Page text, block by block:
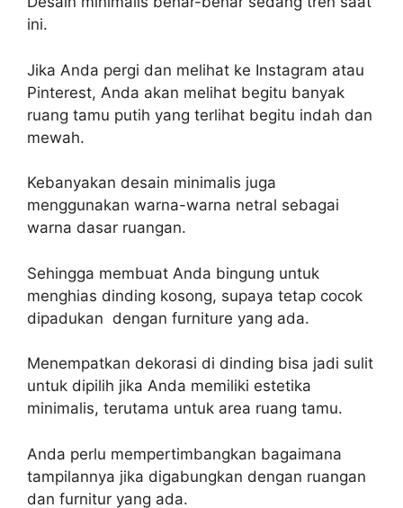
ini.
Jika Anda pergi dan melihat ke Instagram atau
Pinterest, Anda akan melihat begitu banyak
ruang tamu putih yang terlihat begitu indah dan
mewah.
Kebanyakan desain minimalis juga
menggunakan warna-warna netral sebagai
warna dasar ruangan.
Sehingga membuat Anda bingung untuk
menghias dinding kosong, supaya tetap cocok
dipadukan dengan furniture yang ada.
Menempatkan dekorasi di dinding bisa jadi sulit
untuk dipilih jika Anda memiliki estetika
minimalis, terutama untuk area ruang tamu.
Anda perlu mempertimbangkan bagaimana
tampilannya jika digabungkan dengan ruangan
dan furnitur yang ada.